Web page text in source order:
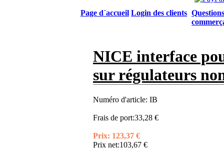
Page d´accueil Login des clients
NICE interface
sur régulateurs
Numéro d'article: IB
Frais de port:33,28 €
Prix: 123,37 €
Prix net:103,67 €